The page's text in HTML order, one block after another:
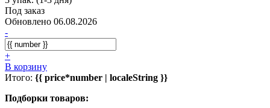
Под заказ
Обновлено 06.08.2026
-
+
В корзину
Итого: {{ price*number | localeString }}
Подборки товаров: